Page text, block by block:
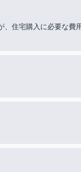
、住宅購入に必要な費